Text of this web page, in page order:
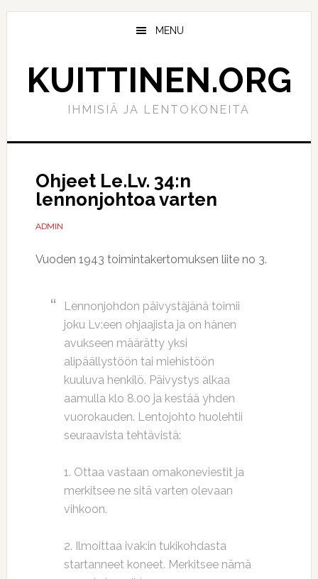
Hyppää
Hyppää
MENU
KUITTINEN.ORG
IHMISIÄ JA LENTOKONEITA
Ohjeet Le.Lv. 34:n
lennonjohtoa varten
ADMIN
Vuoden 1943 toimintakertomuksen liite no 3.
Lennonjohdon päivystäjänä toimii
joku Lv:een ohjaajista ja on hänen
avukseen määrätty yksi
alipäällystöön tai miehistöön
kuuluva henkilö. Päivystys alkaa
aamulla klo 8.00 ja kestää yhden
vuorokauden. Lentojohto huolehtii
seuraavista tehtävistä:
1. Ottaa vastaan omakoneviestit ja
merkitsee ne sitä varten olevaan
vihkoon.
2. Ilmoittaa ivak:in tukikohdasta
startanneet koneet. Merkitsee nämä